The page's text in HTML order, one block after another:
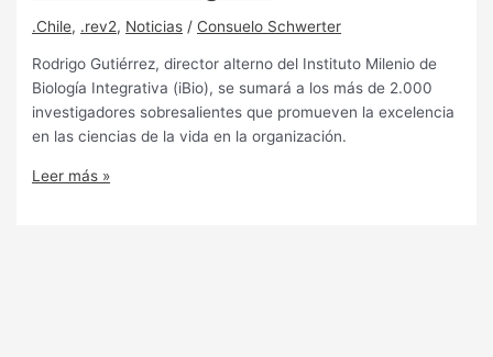
.Chile, .rev2, Noticias / Consuelo Schwerter
Rodrigo Gutiérrez, director alterno del Instituto Milenio de
Biología Integrativa (iBio), se sumará a los más de 2.000
investigadores sobresalientes que promueven la excelencia
en las ciencias de la vida en la organización.
Leer más »